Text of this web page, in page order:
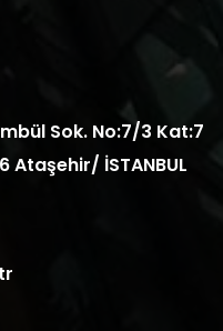
Sok. No:7/3 Kat:7
Ataşehir/ İSTANBUL